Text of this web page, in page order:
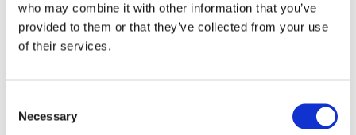
who may combine it with other information that you’ve
provided to them or that they’ve collected from your use
of their services.
Selection
Necessary
Ansøgningsfristen for Dronning Ingrids Kollegieboliger er d. 20. maj
for det kommende studieår.